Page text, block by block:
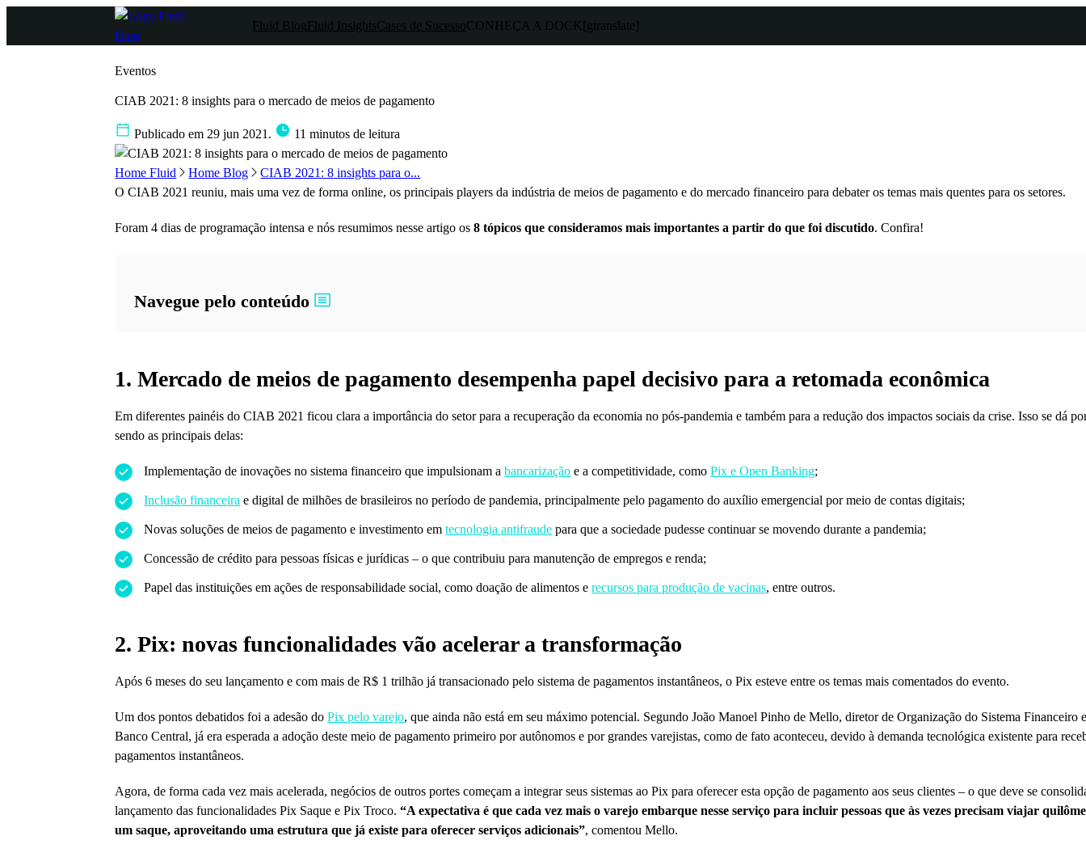
Fluid Blog Fluid InsightsCases de SucessoCONHEÇA A DOCK [gtranslate]
Eventos
CIAB 2021: 8 insights para o mercado de meios de pagamento
Publicado em 29 jun 2021. 11 minutos de leitura
Home Fluid Home Blog
CIAB 2021: 8 insights para o...
O CIAB 2021 reuniu, mais uma vez de forma online, os principais players da indústria de meios de pagamento e do mercado financeiro para debater os temas mais quentes para os setores.
Foram 4 dias de programação intensa e nós resumimos nesse artigo os 8 tópicos que consideramos mais importantes a partir do que foi discutido. Confira!
Navegue pelo conteúdo
1. Mercado de meios de pagamento desempenha papel decisivo para a retomada econômica
Em diferentes painéis do CIAB 2021 ficou clara a importância do setor para a recuperação da economia no pós-pandemia e também para a redução dos impactos sociais da crise. Isso se dá
sendo as principais delas:
Implementação de inovações no sistema financeiro que impulsionam abancarização e a competitividade, comoPix e Open Banking;
Inclusão financeira e digital de milhões de brasileiros no período de pandemia, principalmente pelo pagamento do auxílio emergencial por meio de contas digitais;
Novas soluções de meios de pagamento e investimento emtecnologia antifraude para que a sociedade pudesse continuar se movendo durante a pandemia;
Concessão de crédito para pessoas físicas e jurídicas – o que contribuiu para manutenção de empregos e renda;
Papel das instituições em ações de responsabilidade social, como doação de alimentos erecursos para produção de vacinas, entre outros.
2. Pix: novas funcionalidades vão acelerar a transformação
Após 6 meses do seu lançamento e com mais de R$ 1 trilhão já transacionado pelo sistema de pagamentos instantâneos, o Pix esteve entre os temas mais comentados do evento.
Um dos pontos debatidos foi a adesão doPix pelo varejo, que ainda não está em seu máximo potencial. Segundo João Manoel Pinho de Mello, diretor de Organização do Sistema Financeiro
Banco Central, já era esperada a adoção deste meio de pagamento primeiro por autônomos e por grandes varejistas, como de fato aconteceu, devido à demanda tecnológica existente para
pagamentos instantâneos.
Agora, de forma cada vez mais acelerada, negócios de outros portes começam a integrar seus sistemas ao Pix para oferecer esta opção de pagamento aos seus clientes – o que deve se
lançamento das funcionalidades Pix Saque e Pix Troco.“A expectativa é que cada vez mais o varejo embarque nesse serviço para incluir pessoas que às vezes precisam viajar
um saque, aproveitando uma estrutura que já existe para oferecer serviços adicionais”, comentou Mello.